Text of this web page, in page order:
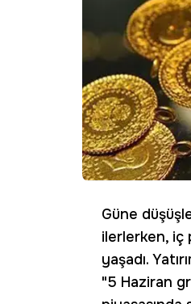
Güne
ilerlerken, iç
yaşadı.
"5 Haziran